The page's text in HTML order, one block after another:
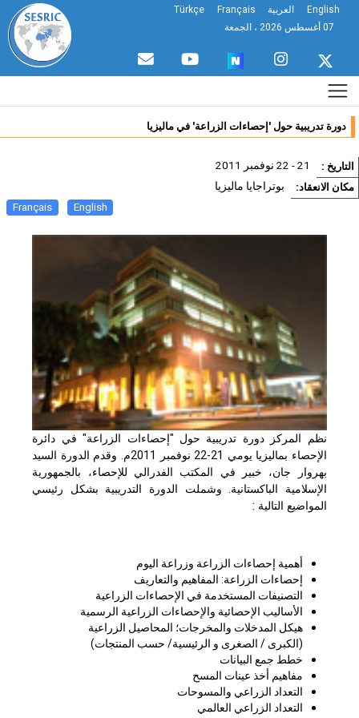
English العربية Français
Türkçe
دورة تدريبية حول 'إحصاءات الزراعة' في ماليزيا
: 21 - 22 نوفمبر 2011
الانعقاد: بوتراجايا ماليزيا
English
Français
نظم المركز دورة تدريبية حول "إحصاءات الزراعة" في دائرة
الإحصاء بماليزيا يومي 21-22 نوفمبر 2011م. وقدم الدورة السيد
بهروار جان، خبير في المكتب الفدرالي للإحصاء، بالجمهورية
الإسلامية الباكستانية. وشملت الدورة التدريبية بشكل رئيسي
المواضيع التالية :
أهمية إحصاءات الزراعة وزراعة اليوم
إحصاءات الزراعة: المفاهيم والتعاريف
التصنيفات المستخدمة في الإحصاءات الزراعية
الأساليب الإحصائية والإحصاءات الزراعية الرسمية
هيكل المدخلات والمخرجات؛ المحاصيل الزراعية
(الكبرى / الصغرى و الرئيسية/ حسب المنتجات)
خطط جمع البيانات
مفاهيم أخذ عينات المسح
التعداد الزراعي والمسوحات
التعداد الزراعي العالمي